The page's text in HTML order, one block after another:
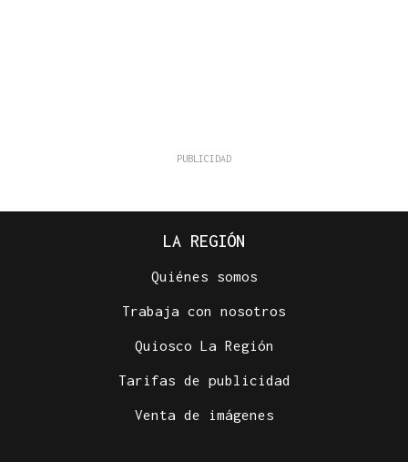
LA REGIÓN
Quiénes somos
Trabaja con nosotros
Quiosco La Región
Tarifas de publicidad
Venta de imágenes